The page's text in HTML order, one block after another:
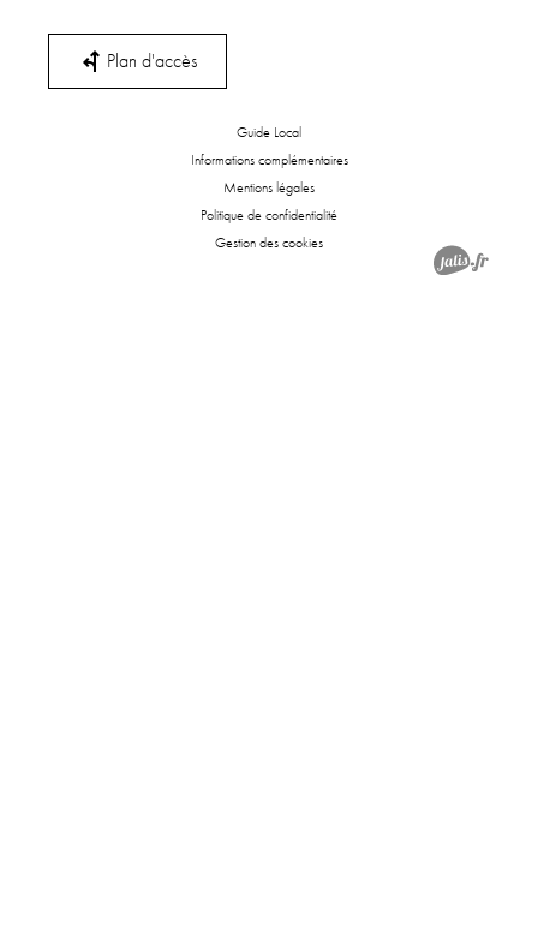
fork_left Plan d'accès
Guide Local
Informations complémentaires
Mentions légales
Politique de confidentialité
Gestion des cookies